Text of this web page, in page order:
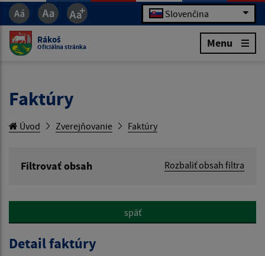
Slovenčina
Rákoš
Oficiálna stránka Menu
Faktúry
Úvod Zverejňovanie Faktúry
Filtrovať obsah
Rozbaliť obsah filtra
Hľadať v:
späť
Detail faktúry